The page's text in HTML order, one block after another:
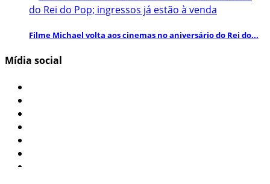
Filme Michael volta aos cinemas no aniversário do Rei do...
Mídia social